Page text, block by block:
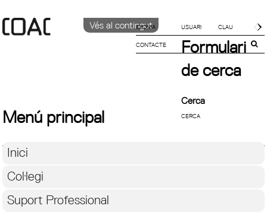
Vés al contingut
IDIOMA
CATALÀ
CONTACTE
Formulari
de cerca
Cerca
Menú principal
Inici
Col·legi
Suport Professional